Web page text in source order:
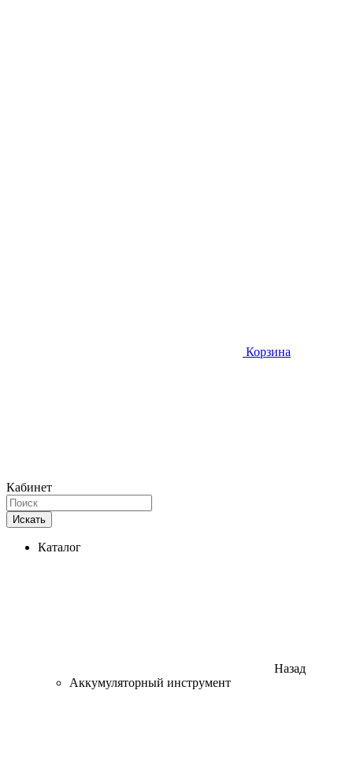
Корзина
Кабинет
Искать
Каталог
Назад
Аккумуляторный инструмент